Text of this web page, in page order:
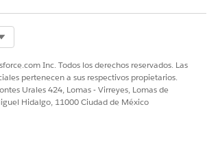
Inc. Todos los derechos reservados. Las
pertenecen a sus respectivos propietarios.
Urales 424, Lomas - Virreyes, Lomas de
Hidalgo, 11000 Ciudad de México